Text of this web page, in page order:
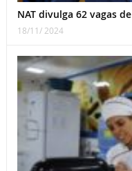
NAT divulga 62 vagas
18/11/ 2024